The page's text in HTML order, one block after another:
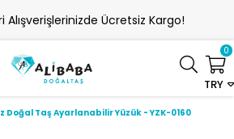
Alışverişlerinizde Ücretsiz Kargo!
TRY
0
Doğal Taş Ayarlanabilir Yüzük - YZK-0160